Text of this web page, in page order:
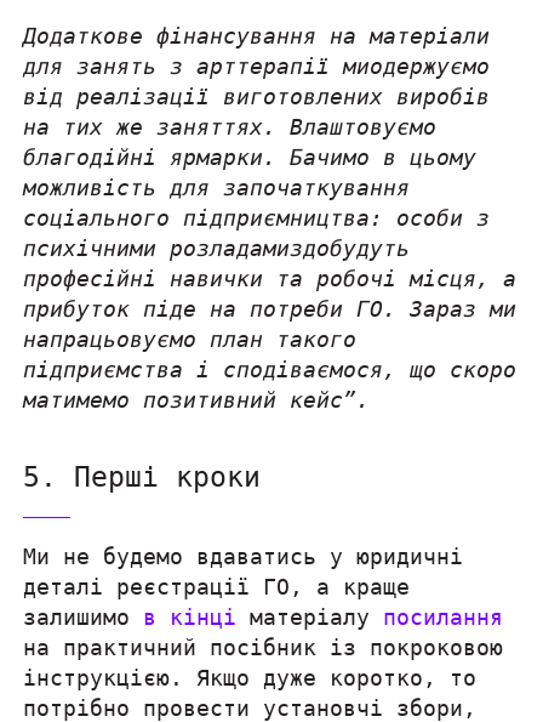
Додаткове фінансування на матеріали
для занять з арттерапії миодержуємо
від реалізації виготовлених виробів
на тих же заняттях. Влаштовуємо
благодійні ярмарки. Бачимо в цьому
можливість для започаткування
соціального підприємництва: особи з
психічними розладамиздобудуть
професійні навички та робочі місця, а
прибуток піде на потреби ГО. Зараз ми
напрацьовуємо план такого
підприємства і сподіваємося, що скоро
матимемо позитивний кейс”.
5. Перші кроки
Ми не будемо вдаватись у юридичні
деталі реєстрації ГО, а краще
залишимо в кінціматеріалу посилання
на практичний посібник із покроковою
інструкцією. Якщо дуже коротко, то
потрібно провести установчі збори,